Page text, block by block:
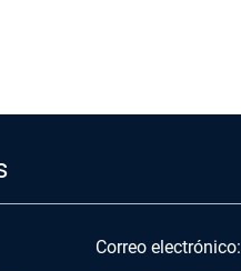
Correo electrónico: